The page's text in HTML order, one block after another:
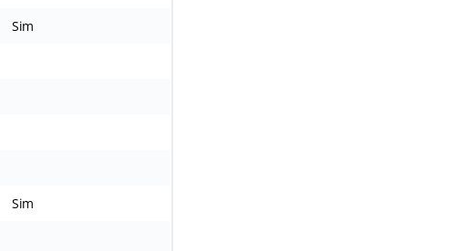
Sim
Sim